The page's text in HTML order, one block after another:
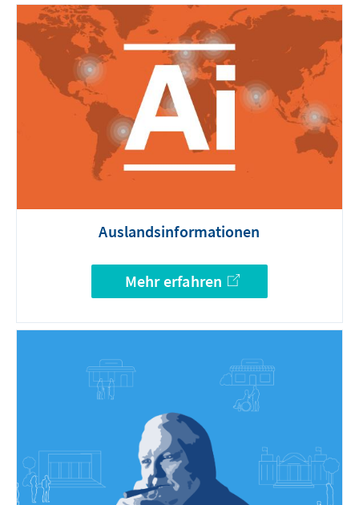
Auslandsinformationen
Mehr erfahren